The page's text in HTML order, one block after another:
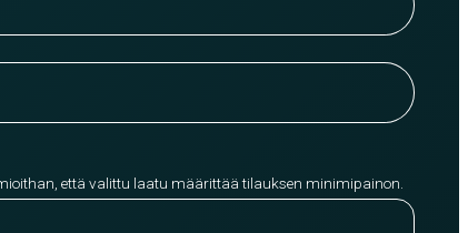
että valittu laatu määrittää tilauksen minimipainon.